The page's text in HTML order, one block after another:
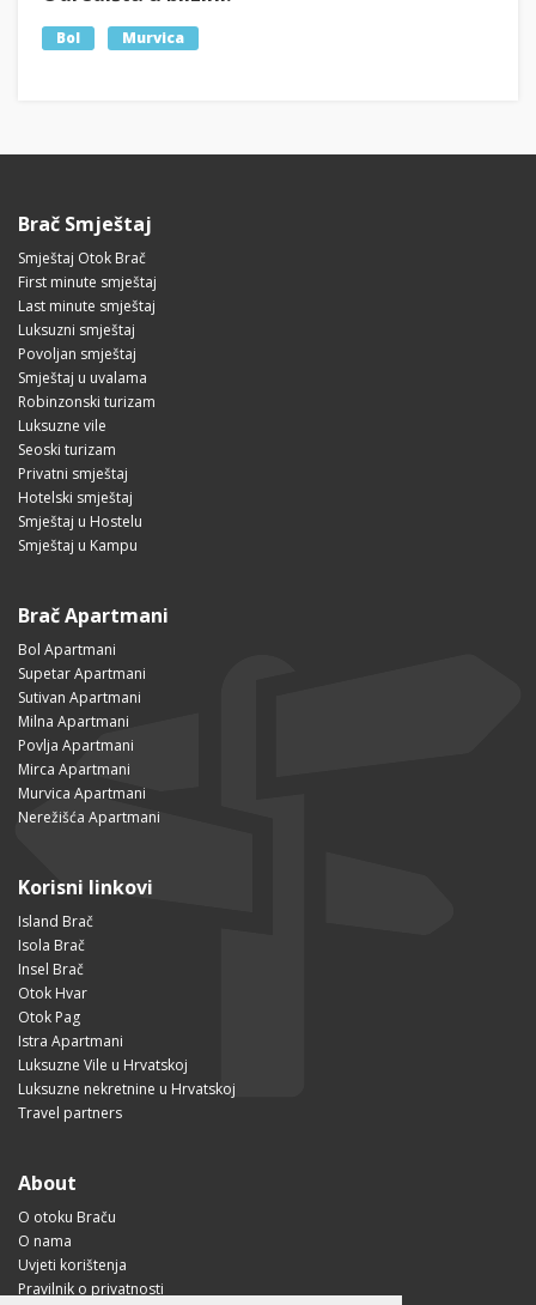
Bol Murvica
Brač Smještaj
Smještaj Otok Brač
First minute smještaj
Last minute smještaj
Luksuzni smještaj
Povoljan smještaj
Smještaj u uvalama
Robinzonski turizam
Luksuzne vile
Seoski turizam
Privatni smještaj
Hotelski smještaj
Smještaj u Hostelu
Smještaj u Kampu
Brač Apartmani
Bol Apartmani
Supetar Apartmani
Sutivan Apartmani
Milna Apartmani
Povlja Apartmani
Mirca Apartmani
Murvica Apartmani
Nerežišća Apartmani
Korisni linkovi
Island Brač
Isola Brač
Insel Brač
Otok Hvar
Otok Pag
Istra Apartmani
Luksuzne Vile u Hrvatskoj
Luksuzne nekretnine u Hrvatskoj
Travel partners
About
O otoku Braču
O nama
Uvjeti korištenja
Pravilnik o privatnosti